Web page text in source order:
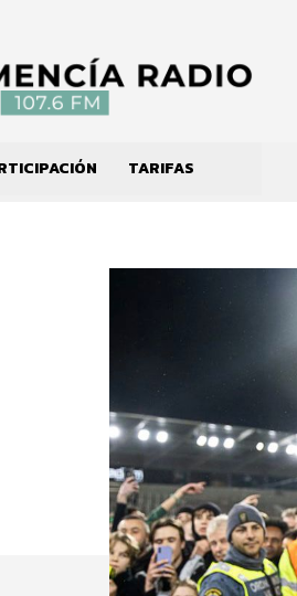
TARIFAS